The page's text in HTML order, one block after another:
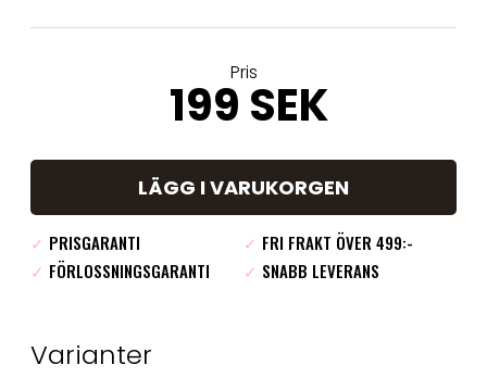
Pris
199 SEK
LÄGG I VARUKORGEN
✓ PRISGARANTI ✓ FRI FRAKT ÖVER 499:-
✓ FÖRLOSSNINGSGARANTI ✓ SNABB LEVERANS
Varianter